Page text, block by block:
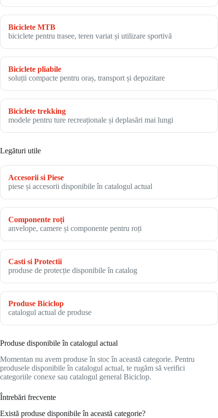
Biciclete MTB
biciclete pentru trasee, teren variat și utilizare sportivă
Biciclete pliabile
soluții compacte pentru oraș, transport și depozitare
Biciclete trekking
modele pentru ture recreaționale și deplasări mai lungi
Legături utile
Accesorii si Piese
piese și accesorii disponibile în catalogul actual
Componente roți
anvelope, camere și componente pentru roți
Casti si Protectii
produse de protecție disponibile în catalog
Produse Biciclop
catalogul actual de produse
Produse disponibile în catalogul actual
Momentan nu avem produse în stoc în această categorie. Pentru
produsele disponibile în catalogul actual, te rugăm să verifici
categoriile conexe sau catalogul general Biciclop.
Întrebări frecvente
Există produse disponibile în această categorie?